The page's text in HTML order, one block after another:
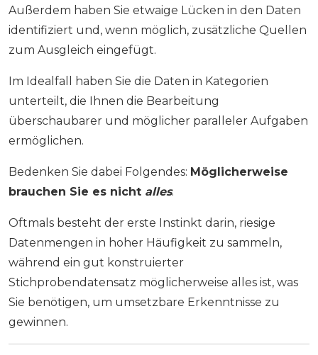
Außerdem haben Sie etwaige Lücken in den Daten
identifiziert und, wenn möglich, zusätzliche Quellen
zum Ausgleich eingefügt.
Im Idealfall haben Sie die Daten in Kategorien
unterteilt, die Ihnen die Bearbeitung
überschaubarer und möglicher paralleler Aufgaben
ermöglichen.
Bedenken Sie dabei Folgendes: Möglicherweise
brauchen Sie es nicht alles.
Oftmals besteht der erste Instinkt darin, riesige
Datenmengen in hoher Häufigkeit zu sammeln,
während ein gut konstruierter
Stichprobendatensatz möglicherweise alles ist, was
Sie benötigen, um umsetzbare Erkenntnisse zu
gewinnen.